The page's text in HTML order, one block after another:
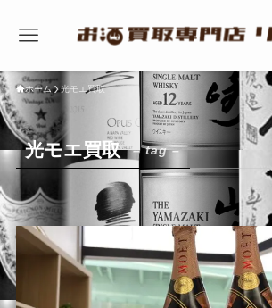
ホーム 光モエ買取
光モエ買取 – tag –